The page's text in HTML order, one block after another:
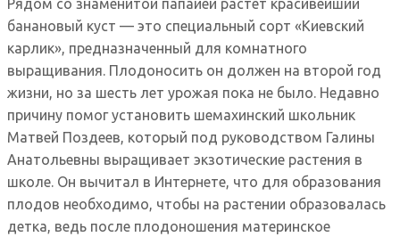
Рядом со знаменитой папайей растет красивейший
банановый куст — это специальный сорт «Киевский
карлик», предназначенный для комнатного
выращивания. Плодоносить он должен на второй год
жизни, но за шесть лет урожая пока не было. Недавно
причину помог установить шемахинский школьник
Матвей Поздеев, который под руководством Галины
Анатольевны выращивает экзотические растения в
школе. Он вычитал в Интернете, что для образования
плодов необходимо, чтобы на растении образовалась
детка, ведь после плодоношения материнское